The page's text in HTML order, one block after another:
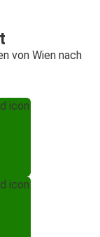
von Wien nach